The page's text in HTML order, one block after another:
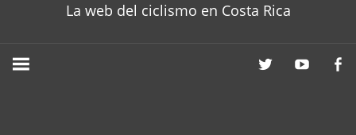
La web del ciclismo en Costa Rica